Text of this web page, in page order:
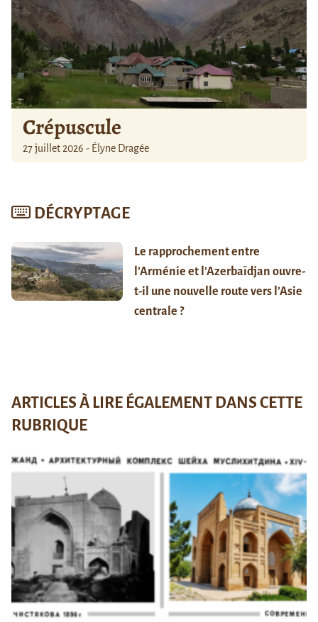
Crépuscule
27 juillet 2026 - Élyne Dragée
DÉCRYPTAGE
Le rapprochement entre
l’Arménie et l’Azerbaïdjan ouvre-
t-il une nouvelle route vers l’Asie
centrale ?
ARTICLES À LIRE ÉGALEMENT DANS CETTE
RUBRIQUE